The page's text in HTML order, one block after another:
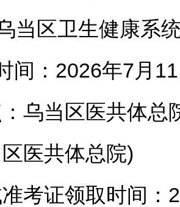
当 区卫生健康系
：2026年7月11
乌当 区医共体总
区医共体总院)
证领取时间：